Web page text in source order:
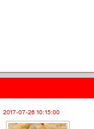
2017-07-26 10:15:00